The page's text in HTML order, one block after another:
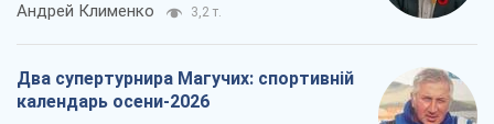
Андрей Клименко 3,2 т.
Два супертурнира Магучих: спортивній
календарь осени-2026